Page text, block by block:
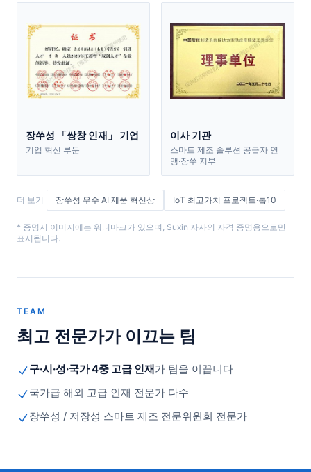
장쑤성 「쌍창 인재」 기업
기업 혁신 부문
이사 기관
스마트 제조 솔루션 공급자 연
맹·장쑤 지부
더 보기 장쑤성 우수 AI 제품 혁신상 IoT 최고가치 프로젝트·톱10
* 증명서 이미지에는 워터마크가 있으며, Suxin 자사의 자격 증명용으로만
표시됩니다.
TEAM
최고 전문가가 이끄는 팀
구·시·성·국가 4중 고급 인재가 팀을 이끕니다
국가급 해외 고급 인재 전문가 다수
장쑤성 / 저장성 스마트 제조 전문위원회 전문가